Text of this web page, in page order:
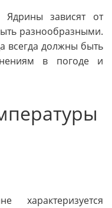
зависят от
разнообразными.
всегда должны быть
в погоде и